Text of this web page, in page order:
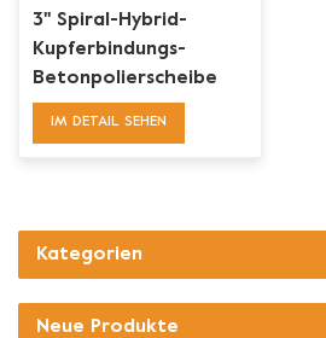
3'' Spiral-Hybrid-
Kupferbindungs-
Betonpolierscheibe
für Bodenschleifer
IM DETAIL SEHEN
Kategorien
Neue Produkte